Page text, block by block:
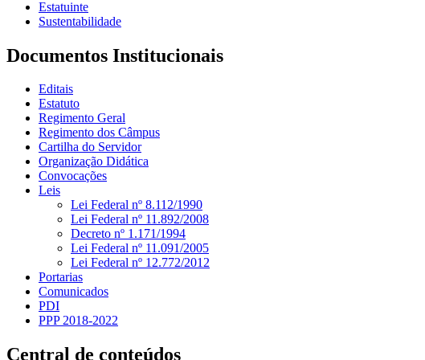
Estatuinte
Sustentabilidade
Documentos Institucionais
Editais
Estatuto
Regimento Geral
Regimento dos Câmpus
Cartilha do Servidor
Organização Didática
Convocações
Leis
Lei Federal nº 8.112/1990
Lei Federal nº 11.892/2008
Decreto nº 1.171/1994
Lei Federal nº 11.091/2005
Lei Federal nº 12.772/2012
Portarias
Comunicados
PDI
PPP 2018-2022
Central de conteúdos